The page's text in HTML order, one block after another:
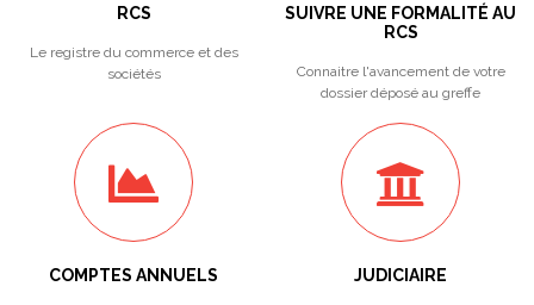
RCS
Le registre du commerce et des
sociétés
SUIVRE UNE FORMALITÉ AU
RCS
Connaitre l'avancement de votre
dossier déposé au greffe
COMPTES ANNUELS JUDICIAIRE